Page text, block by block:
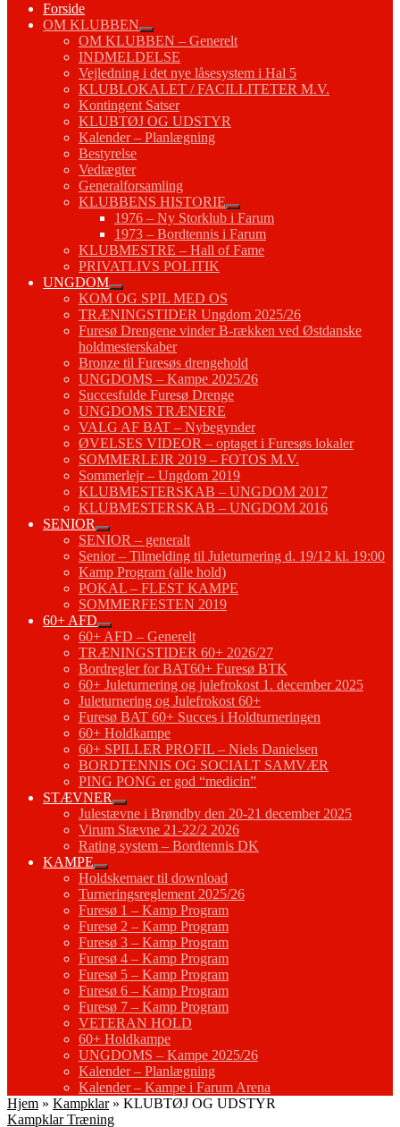
Forside
OM KLUBBEN
OM KLUBBEN – Generelt
INDMELDELSE
Vejledning i det nye låsesystem i Hal 5
KLUBLOKALET / FACILLITETER M.V.
Kontingent Satser
KLUBTØJ OG UDSTYR
Kalender – Planlægning
Bestyrelse
Vedtægter
Generalforsamling
KLUBBENS HISTORIE
1976 – Ny Storklub i Farum
1973 – Bordtennis i Farum
KLUBMESTRE – Hall of Fame
PRIVATLIVS POLITIK
UNGDOM
KOM OG SPIL MED OS
TRÆNINGSTIDER Ungdom 2025/26
Furesø Drengene vinder B-rækken ved Østdanske
holdmesterskaber
Bronze til Furesøs drengehold
UNGDOMS – Kampe 2025/26
Succesfulde Furesø Drenge
UNGDOMS TRÆNERE
VALG AF BAT – Nybegynder
ØVELSES VIDEOR – optaget i Furesøs lokaler
SOMMERLEJR 2019 – FOTOS M.V.
Sommerlejr – Ungdom 2019
KLUBMESTERSKAB – UNGDOM 2017
KLUBMESTERSKAB – UNGDOM 2016
SENIOR
SENIOR – generalt
Senior – Tilmelding til Juleturnering d. 19/12 kl. 19:00
Kamp Program (alle hold)
POKAL – FLEST KAMPE
SOMMERFESTEN 2019
60+ AFD
60+ AFD – Generelt
TRÆNINGSTIDER 60+ 2026/27
Bordregler for BAT60+ Furesø BTK
60+ Juleturnering og julefrokost 1. december 2025
Juleturnering og Julefrokost 60+
Furesø BAT 60+ Succes i Holdturneringen
60+ Holdkampe
60+ SPILLER PROFIL – Niels Danielsen
BORDTENNIS OG SOCIALT SAMVÆR
PING PONG er god “medicin”
STÆVNER
Julestævne i Brøndby den 20-21 december 2025
Virum Stævne 21-22/2 2026
Rating system – Bordtennis DK
KAMPE
Holdskemaer til download
Turneringsreglement 2025/26
Furesø 1 – Kamp Program
Furesø 2 – Kamp Program
Furesø 3 – Kamp Program
Furesø 4 – Kamp Program
Furesø 5 – Kamp Program
Furesø 6 – Kamp Program
Furesø 7 – Kamp Program
VETERAN HOLD
60+ Holdkampe
UNGDOMS – Kampe 2025/26
Kalender – Planlægning
Kalender – Kampe i Farum Arena
Hjem » Kampklar » KLUBTØJ OG UDSTYR
Kampklar Træning